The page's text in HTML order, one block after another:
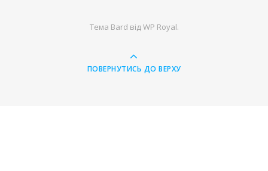
Тема Bard відWP Royal.
ПОВЕРНУТИСЬ ДО ВЕРХУ